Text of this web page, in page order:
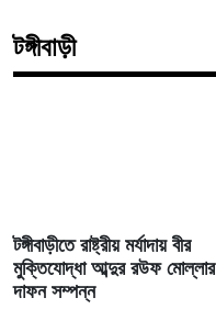
টঙ্গীবাড়ী
টঙ্গীবাড়ীতে রাষ্ট্রীয় মর্যাদায় বীর
মুক্তিযোদ্ধা আব্দুর রউফ মোল্লার
দাফন সম্পন্ন